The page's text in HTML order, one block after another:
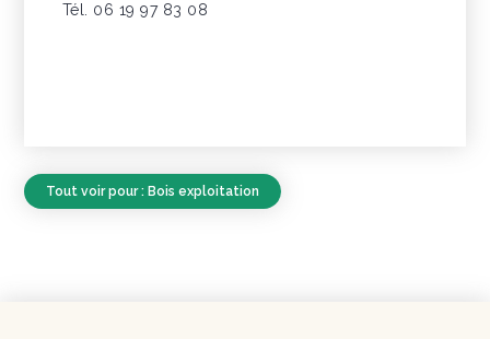
Tél. 06 19 97 83 08
Tout voir pour : Bois exploitation